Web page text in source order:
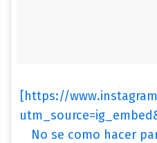
[https://
No se como hacer